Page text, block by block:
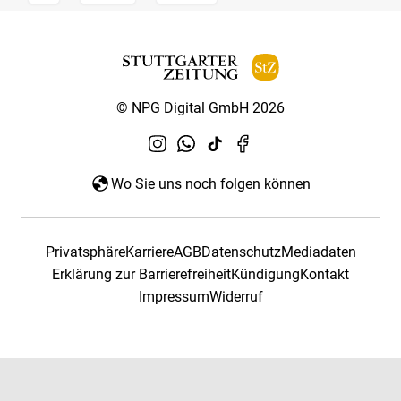
© NPG Digital GmbH 2026
Wo Sie uns noch folgen können
PrivatsphäreKarriereAGBDatenschutzMediadaten
Erklärung zur BarrierefreiheitKündigungKontakt
ImpressumWiderruf